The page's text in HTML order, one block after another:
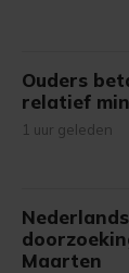
Ouders
relatief
1 uur geleden
Maarten